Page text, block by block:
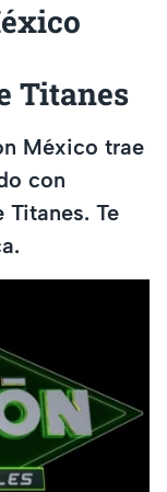
Titanes
México trae
con
Titanes. Te